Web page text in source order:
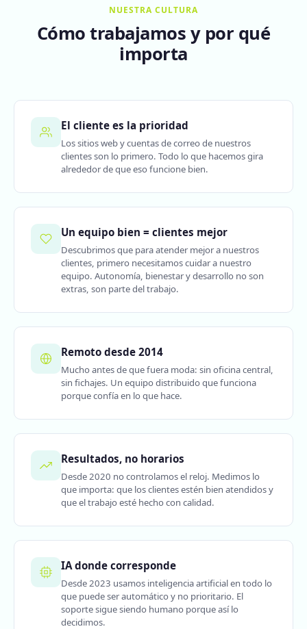
NUESTRA CULTURA
Cómo trabajamos y por qué
importa
El cliente es la prioridad
Los sitios web y cuentas de correo de nuestros
clientes son lo primero. Todo lo que hacemos gira
alrededor de que eso funcione bien.
Un equipo bien = clientes mejor
Descubrimos que para atender mejor a nuestros
clientes, primero necesitamos cuidar a nuestro
equipo. Autonomía, bienestar y desarrollo no son
extras, son parte del trabajo.
Remoto desde 2014
Mucho antes de que fuera moda: sin oficina central,
sin fichajes. Un equipo distribuido que funciona
porque confía en lo que hace.
Resultados, no horarios
Desde 2020 no controlamos el reloj. Medimos lo
que importa: que los clientes estén bien atendidos y
que el trabajo esté hecho con calidad.
IA donde corresponde
Desde 2023 usamos inteligencia artificial en todo lo
que puede ser automático y no prioritario. El
soporte sigue siendo humano porque así lo
decidimos.